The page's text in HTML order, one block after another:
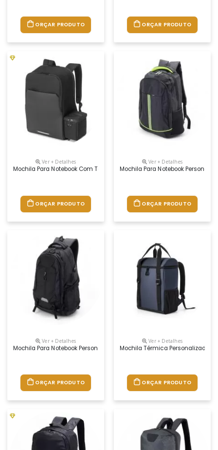
ORÇAR PRODUTO ORÇAR PRODUTO
Ver + Detalhes
Mochila Para Notebook Com Térmica Personalizada
ORÇAR PRODUTO
Ver + Detalhes
Mochila Para Notebook
ORÇAR PRODUTO
Ver + Detalhes
Mochila Para Notebook Personalizada
ORÇAR PRODUTO
Ver + Detalhes
Mochila Térmica Personalizada
ORÇAR PRODUTO